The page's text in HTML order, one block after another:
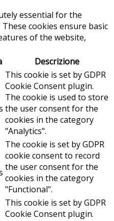
essential for the
cookies ensure basic
of the website,
Descrizione
This cookie is set by GDPR
Cookie Consent plugin.
The cookie is used to store
the user consent for the
cookies in the category
"Analytics".
The cookie is set by GDPR
cookie consent to record
the user consent for the
cookies in the category
"Functional".
This cookie is set by GDPR
Cookie Consent plugin.